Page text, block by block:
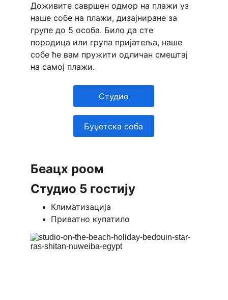
Доживите савршен одмор на плажи уз
наше собе на плажи, дизајниране за
групе до 5 особа. Било да сте
породица или група пријатеља, наше
собе ће вам пружити одличан смештај
на самој плажи.
Студио
Буџетска соба
Беацх роом
Студио 5 гостију
Климатизација
Приватно купатило